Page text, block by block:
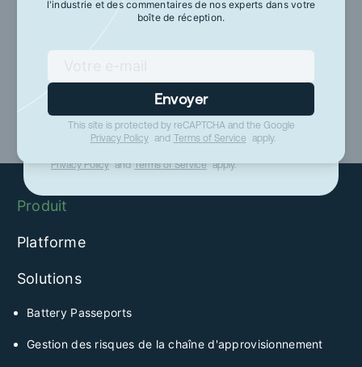
l'industrie et des commentaires de nos experts dans votre
boîte de réception.
Envoyer
This site is protected by reCAPTCHA and the Google
Privacy Policy and Terms of Service apply.
Produit
Platforme
Solutions
Battery Passeports
Gestion des risques de la chaîne d'approvisionnement
des informations approfondies sur les
développements de l'industrie et des
de réception.
Envoyer
Privacy Policy and Terms of Service apply.